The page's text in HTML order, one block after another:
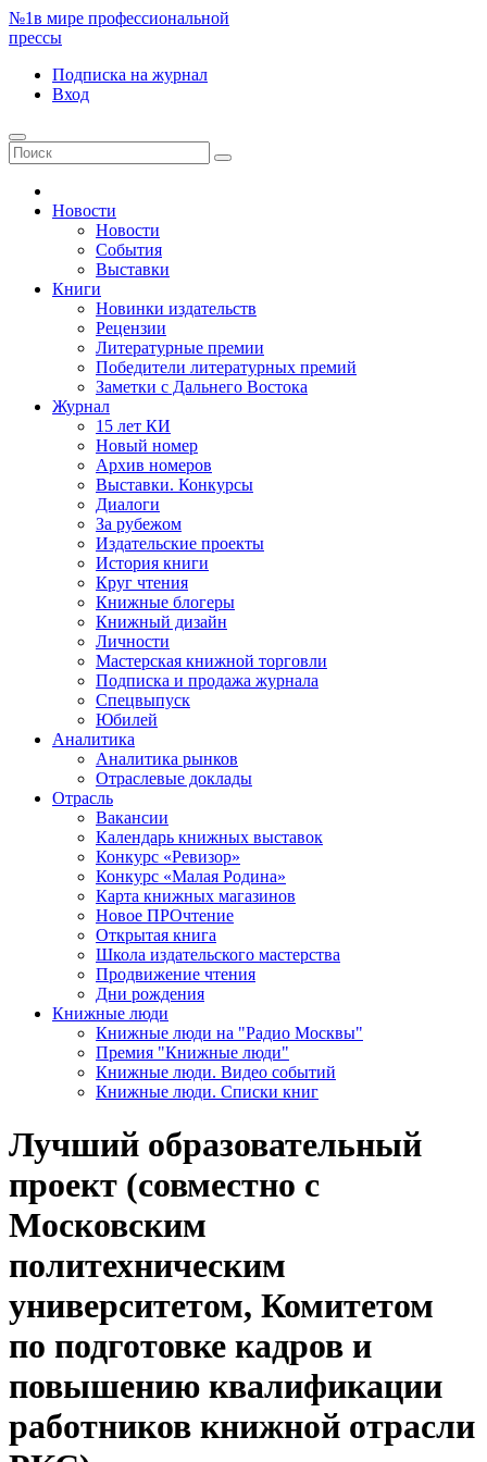
№1в мире профессиональной
прессы
Подписка на журнал
Вход
Новости
Новости
События
Выставки
Книги
Новинки издательств
Рецензии
Литературные премии
Победители литературных премий
Заметки с Дальнего Востока
Журнал
15 лет КИ
Новый номер
Архив номеров
Выставки. Конкурсы
Диалоги
За рубежом
Издательские проекты
История книги
Круг чтения
Книжные блогеры
Книжный дизайн
Личности
Мастерская книжной торговли
Подписка и продажа журнала
Спецвыпуск
Юбилей
Аналитика
Аналитика рынков
Отраслевые доклады
Отрасль
Вакансии
Календарь книжных выставок
Конкурс «Ревизор»
Конкурс «Малая Родина»
Карта книжных магазинов
Новое ПРОчтение
Открытая книга
Школа издательского мастерства
Продвижение чтения
Дни рождения
Книжные люди
Книжные люди на "Радио Москвы"
Премия "Книжные люди"
Книжные люди. Видео событий
Книжные люди. Списки книг
Лучший образовательный
проект (совместно с
Московским
политехническим
университетом, Комитетом
по подготовке кадров и
повышению квалификации
работников книжной отрасли